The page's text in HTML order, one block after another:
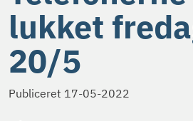
lukket
20/5
Publiceret 17-05-2022